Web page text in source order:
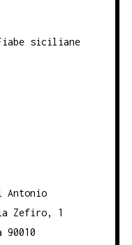
siciliane
Zefiro, 1